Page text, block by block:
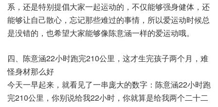
系，还是特别提倡大家一起运动的，不仅能够强身健体，还
能够让自己散心，忘记那些难过的事情，所以爱运动时候总
是没错的，也希望大家能够像陈意涵一样的爱运动哦。
四、陈意涵22小时跑完210公里，这才生完孩子两个月，难
怪身材那么好
今天一早起来，就看见了一串庞大的数字：陈意涵22小时跑
完210公里，你别说给我22小时，你就算是给我两个二十二